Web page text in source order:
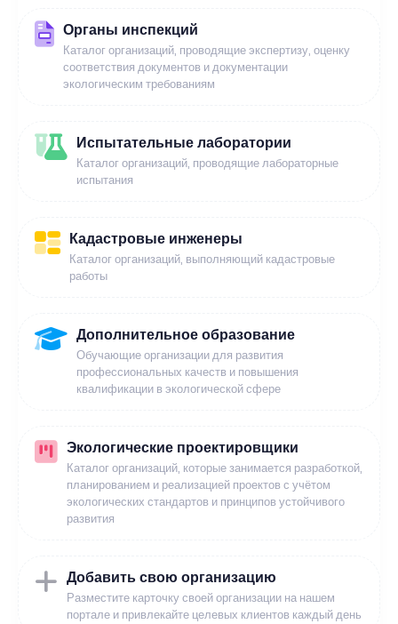
Органы инспекций
Каталог организаций, проводящие экспертизу, оценку
соответствия документов и документации
экологическим требованиям
Испытательные лаборатории
Каталог организаций, проводящие лабораторные
испытания
Кадастровые инженеры
Каталог организаций, выполняющий кадастровые
работы
Дополнительное образование
Обучающие организации для развития
профессиональных качеств и повышения
квалификации в экологической сфере
Экологические проектировщики
Каталог организаций, которые занимается разработкой,
планированием и реализацией проектов с учётом
экологических стандартов и принципов устойчивого
развития
Добавить свою организацию
Разместите карточку своей организации на нашем
портале и привлекайте целевых клиентов каждый день